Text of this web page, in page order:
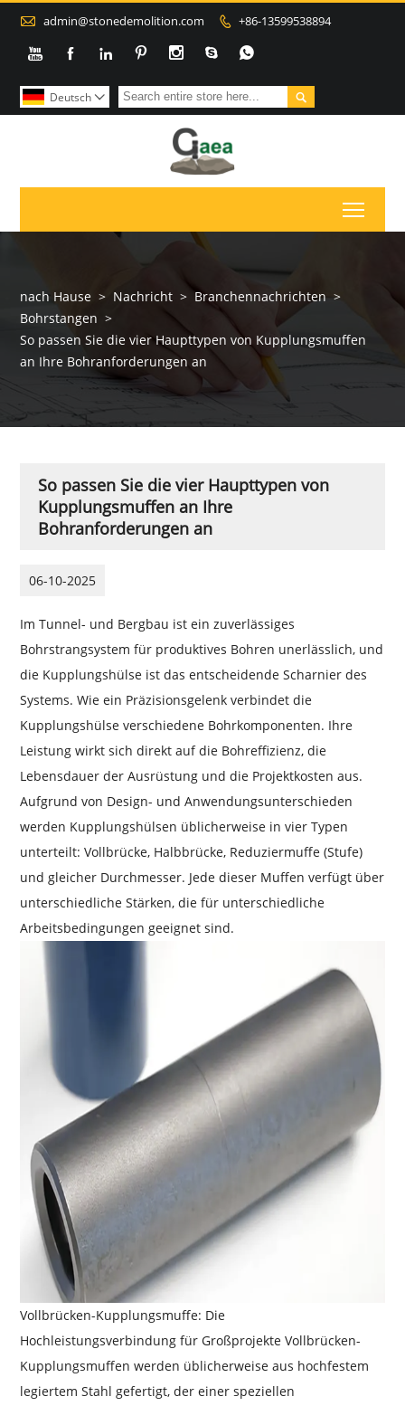
 admin@stonedemolition.com  +86-13599538894
      

Deutsch 
nach Hause > Nachricht > Branchennachrichten >
Bohrstangen >
So passen Sie die vier Haupttypen von Kupplungsmuffen
an Ihre Bohranforderungen an
So passen Sie die vier Haupttypen von
Kupplungsmuffen an Ihre
Bohranforderungen an
06-10-2025
Im Tunnel- und Bergbau ist ein zuverlässiges
Bohrstrangsystem für produktives Bohren unerlässlich, und
die Kupplungshülse ist das entscheidende Scharnier des
Systems. Wie ein Präzisionsgelenk verbindet die
Kupplungshülse verschiedene Bohrkomponenten. Ihre
Leistung wirkt sich direkt auf die Bohreffizienz, die
Lebensdauer der Ausrüstung und die Projektkosten aus.
Aufgrund von Design- und Anwendungsunterschieden
werden Kupplungshülsen üblicherweise in vier Typen
unterteilt: Vollbrücke, Halbbrücke, Reduziermuffe (Stufe)
und gleicher Durchmesser. Jede dieser Muffen verfügt über
unterschiedliche Stärken, die für unterschiedliche
Arbeitsbedingungen geeignet sind.
Vollbrücken-Kupplungsmuffe: Die
Hochleistungsverbindung für Großprojekte Vollbrücken-
Kupplungsmuffen werden üblicherweise aus hochfestem
legiertem Stahl gefertigt, der einer speziellen